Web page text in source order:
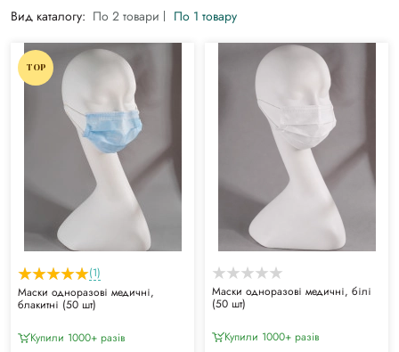
Вид каталогу: По 2 товари По 1 товару
TOP
(1)
Маски одноразові медичні,
блакитні (50 шт)
Купили 1000+ разiв
Маски одноразові медичні, білі
(50 шт)
Купили 1000+ разiв